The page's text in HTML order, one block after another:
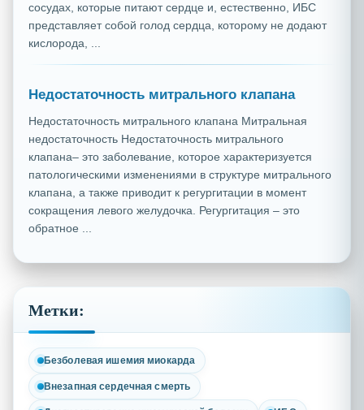
сосудах, которые питают сердце и, естественно, ИБС
представляет собой голод сердца, которому не додают
кислорода, ...
Недостаточность митрального клапана
Недостаточность митрального клапана Mитральная
недостаточность Недостаточность митрального
клапана– это заболевание, которое характеризуется
патологическими изменениями в структуре митрального
клапана, а также приводит к регургитации в момент
сокращения левого желудочка. Регургитация – это
обратное ...
Метки:
Безболевая ишемия миокарда
Внезапная сердечная смерть